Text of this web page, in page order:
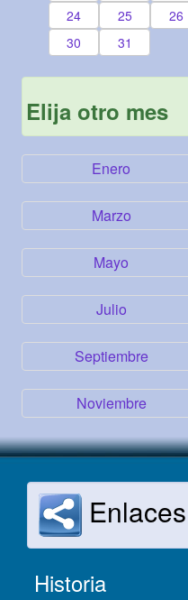
24
25 26
30
31
Elija otro mes
Enero
Marzo
Mayo
Julio
Septiembre
Noviembre
Enlaces
Historia